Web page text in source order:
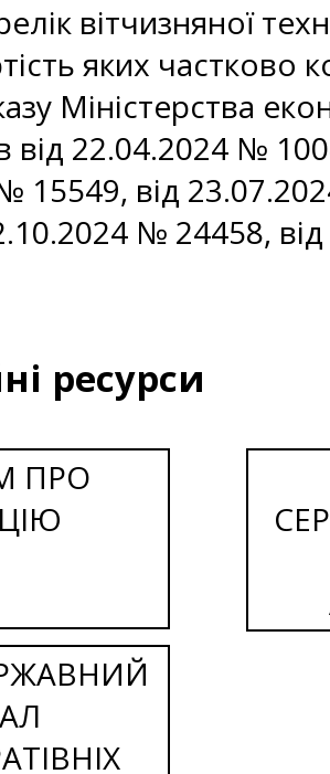
вітчизняної
яких частково
Міністерства
від 22.04.2024 №
15549, від
№ 24458,
ресурси
ПРО